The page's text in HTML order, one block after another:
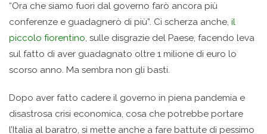
“Ora che siamo fuori dal governo farò ancora più
conferenze e guadagnerò di più”. Ci scherza anche, il
piccolo fiorentino, sulle disgrazie del Paese, facendo leva
sul fatto di aver guadagnato oltre 1 milione di euro lo
scorso anno. Ma sembra non gli basti.
Dopo aver fatto cadere il governo in piena pandemia e
disastrosa crisi economica, cosa che potrebbe portare
l’Italia al baratro, si mette anche a fare battute di pessimo